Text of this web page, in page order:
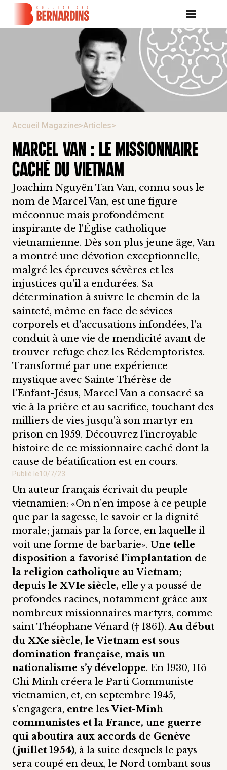
Accueil Magazine>Articles>
MARCEL VAN : LE MISSIONNAIRE
CACHÉ DU VIETNAM
Joachim Nguyên Tan Van, connu sous le
nom de Marcel Van, est une figure
méconnue mais profondément
inspirante de l'Église catholique
vietnamienne. Dès son plus jeune âge, Van
a montré une dévotion exceptionnelle,
malgré les épreuves sévères et les
injustices qu'il a endurées. Sa
détermination à suivre le chemin de la
sainteté, même en face de sévices
corporels et d'accusations infondées, l'a
conduit à une vie de mendicité avant de
trouver refuge chez les Rédemptoristes.
Transformé par une expérience
mystique avec Sainte Thérèse de
l'Enfant-Jésus, Marcel Van a consacré sa
vie à la prière et au sacrifice, touchant des
milliers de vies jusqu'à son martyr en
prison en 1959. Découvrez l'incroyable
histoire de ce missionnaire caché dont la
cause de béatification est en cours.
Publié le10/7/23
Un auteur français écrivait du peuple
vietnamien: «On n’en impose à ce peuple
que par la sagesse, le savoir et la dignité
morale; jamais par la force, en laquelle il
voit une forme de barbarie». Une telle
disposition a favorisé l’implantation de
la religion catholique au Vietnam;
depuis le XVIe siècle, elle y a poussé de
profondes racines, notamment grâce aux
nombreux missionnaires martyrs, comme
saint Théophane Vénard († 1861).Au début
du XXe siècle, le Vietnam est sous
domination française, mais un
nationalisme s’y développe. En 1930, Hô
Chi Minh créera le Parti Communiste
vietnamien, et, en septembre 1945,
s’engagera, entre les Viet-Minh
communistes et la France, une guerre
qui aboutira aux accords de Genève
(juillet 1954), à la suite desquels le pays
sera coupé en deux, le Nord tombant sous